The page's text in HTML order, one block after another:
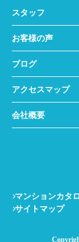
スタッフ
お客様の声
ブログ
アクセスマップ
会社概要
マンションカタ
サイトマップ